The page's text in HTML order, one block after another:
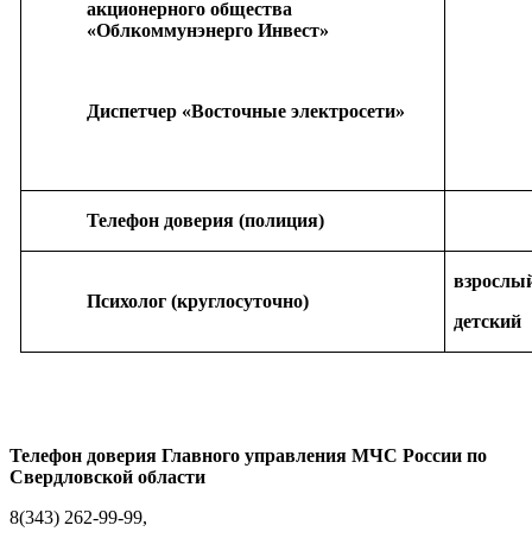
акционерного общества
«Облкоммунэнерго Инвест»
Диспетчер «Восточные электросети»
Телефон доверия (полиция)
Психолог (круглосуточно)
Телефон доверия Главного управления МЧС России по
Свердловской области
8(343) 262-99-99,